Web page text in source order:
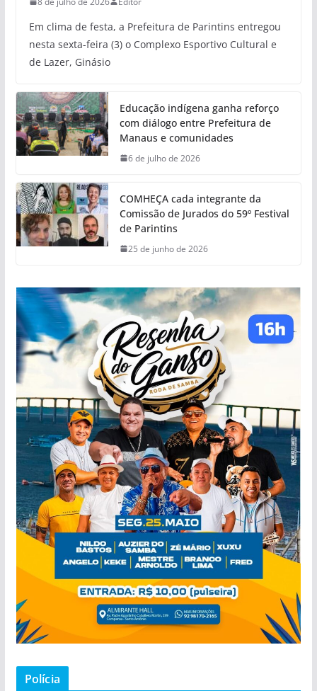
Em clima de festa, a Prefeitura de Parintins entregou
nesta sexta-feira (3) o Complexo Esportivo Cultural e
de Lazer, Ginásio
Educação indígena ganha reforço
com diálogo entre Prefeitura de
Manaus e comunidades
6 de julho de 2026
COMHEÇA cada integrante da
Comissão de Jurados do 59º Festival
de Parintins
25 de junho de 2026
Polícia